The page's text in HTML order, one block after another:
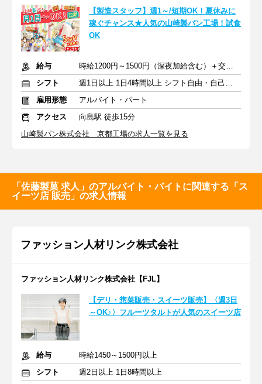
【製造スタッフ】週1～/短期OK！夏休みに
稼ぐチャンス★人気の山崎製パン工場！試食
OK
給与
時給1200円～1500円（深夜加給含む）＋交通費
シフト
週1日以上 1日4時間以上 シフト自由・自己申告
雇用形態
アルバイト・パート
アクセス
向島駅 徒歩15分
山崎製パン株式会社 京都工場の求人一覧を見る
「佐藤製菓 求人」のアルバイト・バイトに関連する「ス
イーツ店 販売」の求人情報
ファッション人材リンク株式会社
ファッション人材リンク株式会社【FJL】
【デリ・惣菜販売・スイーツ販売】〈週3日
～OK♪〉フルーツタルトが人気のスイーツ店
給与
時給1450～1500円以上
シフト
週2日以上 1日8時間以上